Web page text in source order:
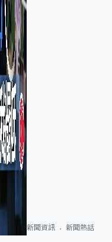
新聞資訊 新聞熱話